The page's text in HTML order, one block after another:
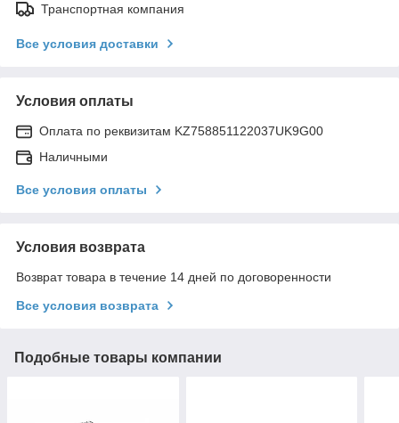
Транспортная компания
Все условия доставки
Условия оплаты
Оплата по реквизитам KZ758851122037UK9G00
Наличными
Все условия оплаты
Условия возврата
Возврат товара в течение 14 дней по договоренности
Все условия возврата
Подобные товары компании